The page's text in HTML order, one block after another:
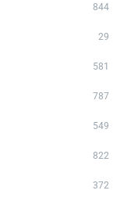
844
29
581
787
549
822
372